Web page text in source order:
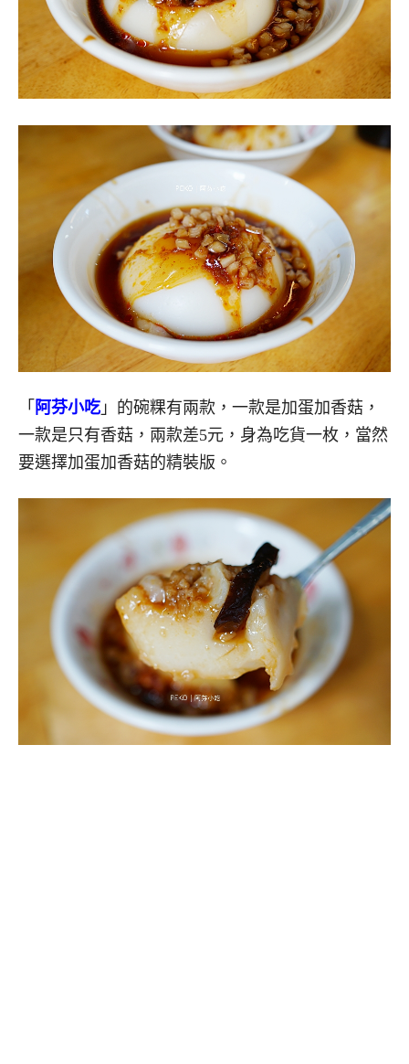
「 阿芬小吃」的碗粿有兩款，一款是加蛋加香菇，
一款是只有香菇，兩款差5元，身為吃貨一枚，當然
要選擇加蛋加香菇的精裝版。